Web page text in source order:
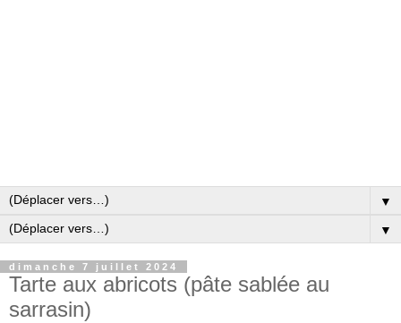
▼
▼
dimanche 7 juillet 2024
Tarte aux abricots (pâte sablée au
sarrasin)